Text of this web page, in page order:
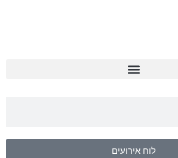
לוח אירועים